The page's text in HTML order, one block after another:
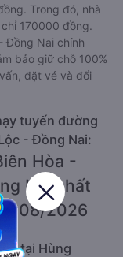
Trong đó, nhà
170000 đồng.
Đồng Nai chính
bảo giữ chỗ 100%
đặt vé và đổi
tuyến đường
- Đồng Nai:
Hòa -
Nai chất
08/2026
tại Hùng